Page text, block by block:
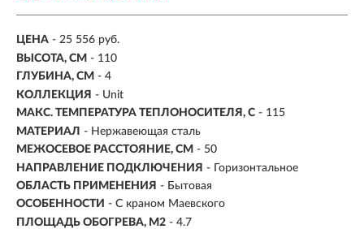
ЦЕНА - 25 556 руб.
ВЫСОТА, СМ - 110
ГЛУБИНА, СМ - 4
КОЛЛЕКЦИЯ - Unit
МАКС. ТЕМПЕРАТУРА ТЕПЛОНОСИТЕЛЯ, C - 115
МАТЕРИАЛ - Нержавеющая сталь
МЕЖОСЕВОЕ РАССТОЯНИЕ, СМ - 50
НАПРАВЛЕНИЕ ПОДКЛЮЧЕНИЯ - Горизонтальное
ОБЛАСТЬ ПРИМЕНЕНИЯ - Бытовая
ОСОБЕННОСТИ - С краном Маевского
ПЛОЩАДЬ ОБОГРЕВА, М2 - 4.7